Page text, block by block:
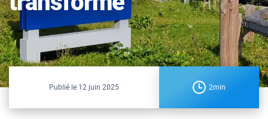
Publié le 12 juin 2025 2min